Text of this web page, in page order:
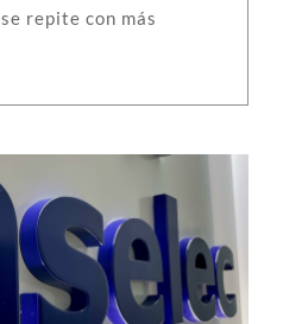
repite con más